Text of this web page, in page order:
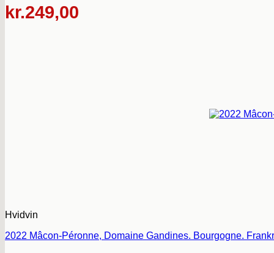
kr.249,00
Hvidvin
2022 Mâcon-Péronne, Domaine Gandines. Bourgogne.